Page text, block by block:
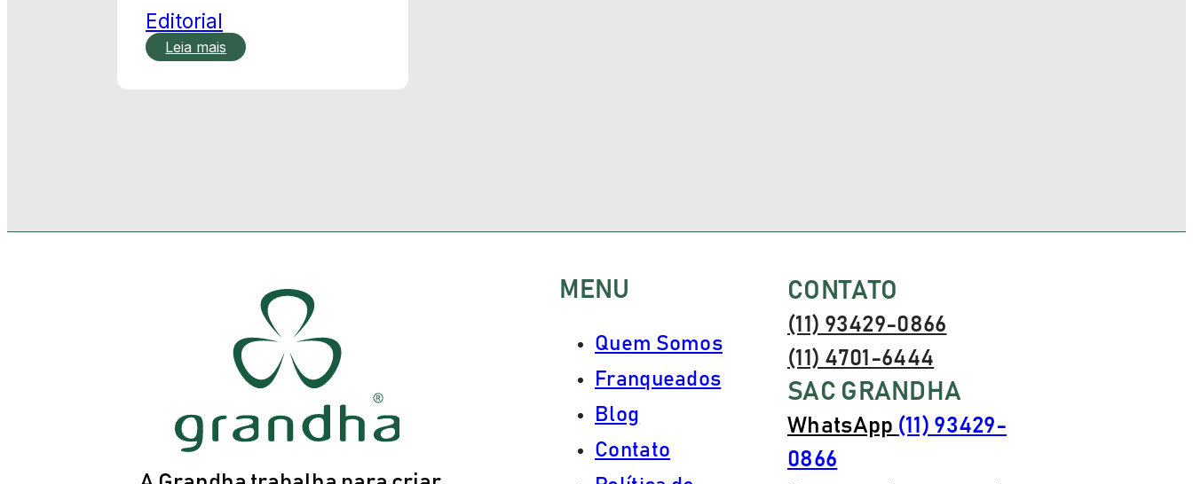
Editorial
Leia mais
MENU
Quem Somos
Franqueados
Blog
Contato
CONTATO
(11) 93429-0866
(11) 4701-6444
SAC GRANDHA
WhatsApp (11) 93429-
0866